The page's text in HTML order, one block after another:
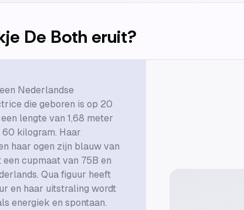
De Both eruit?
Nederlandse
die geboren is op 20
lengte van 1,68 meter
kilogram. Haar
haar ogen zijn blauw van
cupmaat van 75B en
Qua figuur heeft
en haar uitstraling wordt
energiek en spontaan.